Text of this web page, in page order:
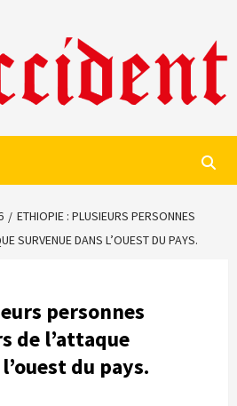
ETHIOPIE : PLUSIEURS PERSONNES
SURVENUE DANS L’OUEST DU PAYS.
personnes
de l’attaque
du pays.